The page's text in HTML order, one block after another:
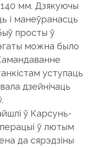
мм. Дзякуючы
і манеўранасць
просты ў
можна было
уступаць
дзейнічаць
ў Карсунь-
ў лютым
да сярэдзіны